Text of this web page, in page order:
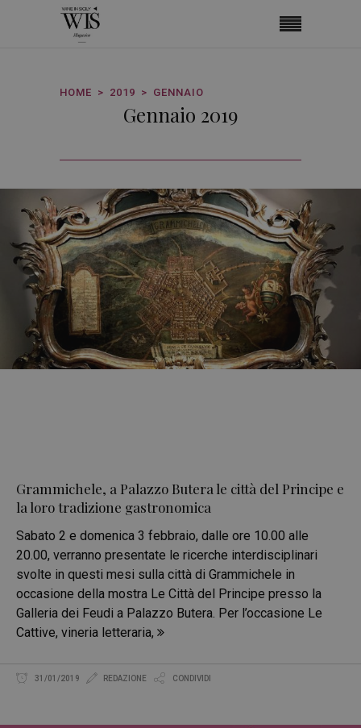
HOME 2019 GENNAIO
Gennaio 2019
Grammichele, a Palazzo Butera le città del Principe e
la loro tradizione gastronomica
Sabato 2 e domenica 3 febbraio, dalle ore 10.00 alle
20.00, verranno presentate le ricerche interdisciplinari
svolte in questi mesi sulla città di Grammichele in
occasione della mostra Le Città del Principe presso la
Galleria dei Feudi a Palazzo Butera. Per l’occasione Le
Cattive, vineria letteraria,
31/01/2019 REDAZIONE CONDIVIDI